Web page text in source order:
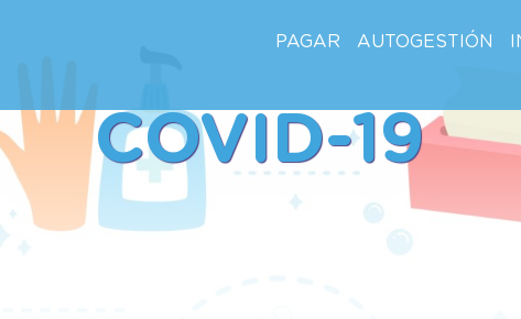
PAGAR AUTOGESTIÓN
COVID-19